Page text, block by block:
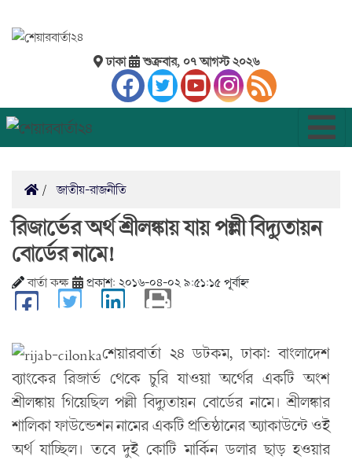
ঢাকা শুক্রবার, ০৭ আগস্ট ২০২৬
জাতীয়-রাজনীতি
রিজার্ভের অর্থ শ্রীলঙ্কায় যায় পল্লী বিদ্যুতায়ন
বোর্ডের নামে!
বার্তা কক্ষ প্রকাশ: ২০১৬-০৪-০২ ৯:৫১:১৫ পূর্বাহ্ন
শেয়ারবার্তা ২৪ ডটকম, ঢাকা: বাংলাদেশ
ব্যাংকের রিজার্ভ থেকে চুরি যাওয়া অর্থের একটি অংশ
শ্রীলঙ্কায় গিয়েছিল পল্লী বিদ্যুতায়ন বোর্ডের নামে। শ্রীলঙ্কার
শালিকা ফাউন্ডেশন নামের একটি প্রতিষ্ঠানের অ্যাকাউন্টে ওই
অর্থ যাচ্ছিল। তবে দুই কোটি মার্কিন ডলার ছাড় হওয়ার